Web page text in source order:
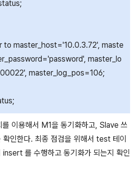
to master_host='10.0.3.72', maste
master_lo
master_log_pos=106;
이용해서 M1을 동기화하고, Slave 쓰
확인한다. 최종 점검을 위해서 test 테이
insert 를 수행하고 동기화가 되는지 확인